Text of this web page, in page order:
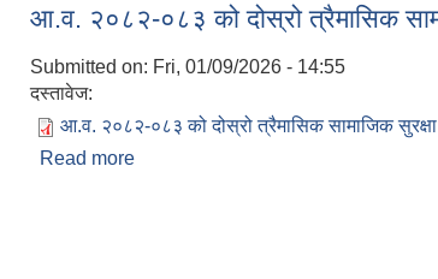
आ.व. २०८२-०८३ को दोस्रो त्रैमासिक
Submitted on: Fri, 01/09/2026 - 14:55
दस्तावेज:
आ.व. २०८२-०८३ को दोस्रो त्रैमासिक सामाजिक सुरक्षा
Read more